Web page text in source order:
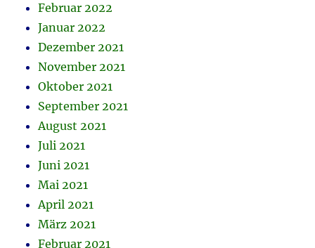
Februar 2022
Januar 2022
Dezember 2021
November 2021
Oktober 2021
September 2021
August 2021
Juli 2021
Juni 2021
Mai 2021
April 2021
März 2021
Februar 2021